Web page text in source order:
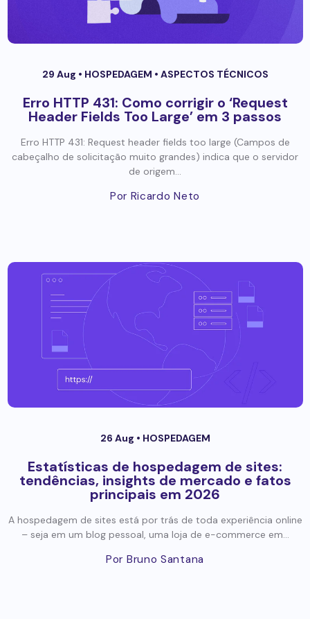
29 Aug • HOSPEDAGEM • ASPECTOS TÉCNICOS
Erro HTTP 431: Como corrigir o ‘Request
Header Fields Too Large’ em 3 passos
Erro HTTP 431: Request header fields too large (Campos de
cabeçalho de solicitação muito grandes) indica que o servidor
de origem...
Por Ricardo Neto
26 Aug • HOSPEDAGEM
Estatísticas de hospedagem de sites:
tendências, insights de mercado e fatos
principais em 2026
A hospedagem de sites está por trás de toda experiência online
– seja em um blog pessoal, uma loja de e-commerce em...
Por Bruno Santana